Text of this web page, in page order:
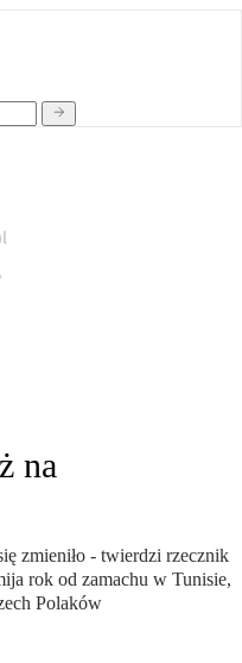
na
zmieniło - twierdzi rzecznik
rok od zamachu w Tunisie,
Polaków